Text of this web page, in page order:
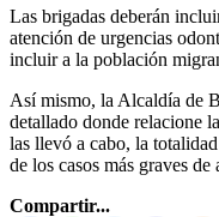
Las brigadas deberán
atención de urgencias
incluir a la población
Así mismo, la Alcaldía de
detallado donde relacione
las llevó a cabo, la
de los casos más graves
Compartir...